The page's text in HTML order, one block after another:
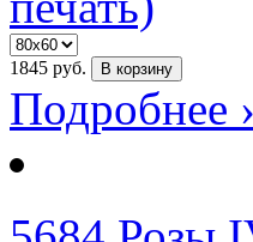
1845 руб. В корзину
Подробнее ›